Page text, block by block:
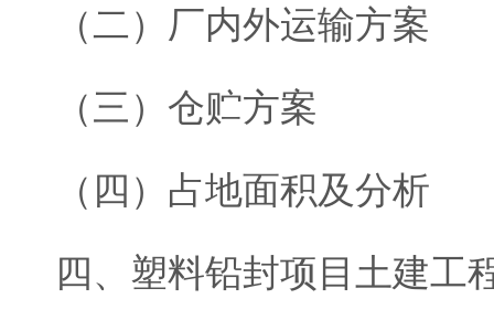
（二）厂内外运输方案
（三）仓贮方案
（四）占地面积及分析
四、塑料铅封项目土建工